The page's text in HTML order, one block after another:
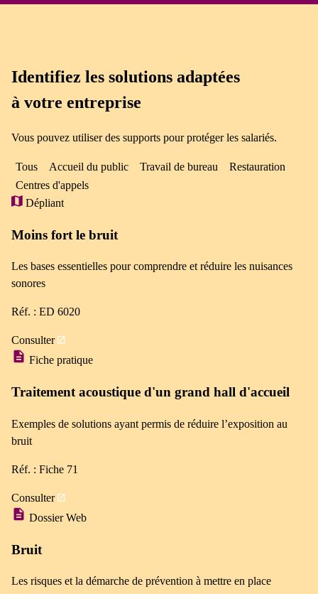
Identifiez les solutions adaptées
à votre entreprise
Vous pouvez utiliser des supports pour protéger les salariés.
Tous Accueil du public Travail de bureau
Restauration
Centres d'appels
Dépliant
Moins fort le bruit
Les bases essentielles pour comprendre et réduire les nuisances
sonores
Réf. : ED 6020
Consulter
Fiche pratique
Traitement acoustique d'un grand hall d'accueil
Exemples de solutions ayant permis de réduire l’exposition au
bruit
Réf. : Fiche 71
Consulter
Dossier Web
Bruit
Les risques et la démarche de prévention à mettre en place